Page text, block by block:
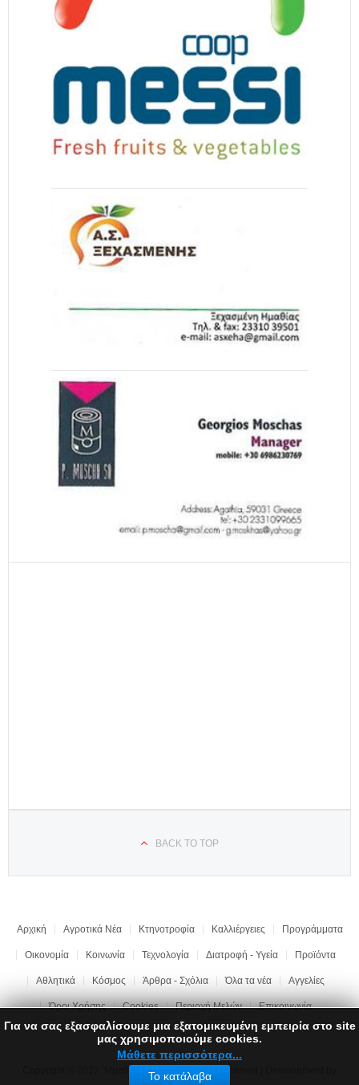
BACK TO TOP
Αρχική Αγροτικά Νέα Κτηνοτροφία Καλλιέργειες Προγράμματα
Οικονομία Κοινωνία Τεχνολογία Διατροφή - Υγεία Προϊόντα
Αθλητικά Κόσμος Άρθρα - Σχόλια Όλα τα νέα Αγγελίες
Όροι Χρήσης Cookies Περιοχή Μελών Επικοινωνία
Copyright © 2017 "Ημαθιώτικη Γη" | All rights reserved | Development by
LEONweb
Για να σας εξασφαλίσουμε μια εξατομικευμένη εμπειρία στο site
μας χρησιμοποιούμε cookies.
Μάθετε περισσότερα...
Το κατάλαβα